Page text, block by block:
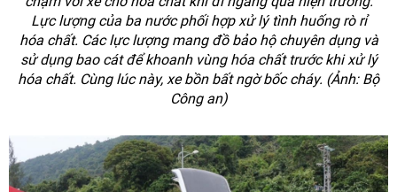
Lực lượng của ba nước phối hợp xử lý tình huống rò rỉ
hóa chất. Các lực lượng mang đồ bảo hộ chuyên dụng và
sử dụng bao cát để khoanh vùng hóa chất trước khi xử lý
hóa chất. Cùng lúc này, xe bồn bất ngờ bốc cháy. (Ảnh: Bộ
Công an)